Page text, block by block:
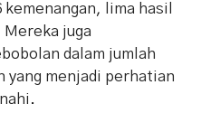
lima hasil
Mereka juga
dalam jumlah
yang menjadi perhatian